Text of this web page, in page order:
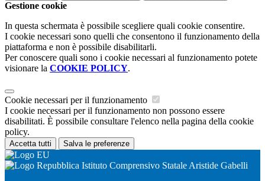
Gestione cookie
In questa schermata è possibile scegliere quali cookie consentire.
I cookie necessari sono quelli che consentono il funzionamento della
piattaforma e non è possibile disabilitarli.
Per conoscere quali sono i cookie necessari al funzionamento potete
visionare la COOKIE POLICY.
Cookie necessari per il funzionamento
I cookie necessari per il funzionamento non possono essere
disabilitati. È possibile consultare l'elenco nella pagina della cookie
policy.
Accetta tutti Salva le preferenze
Istituto Comprensivo Statale Aristide Gabelli